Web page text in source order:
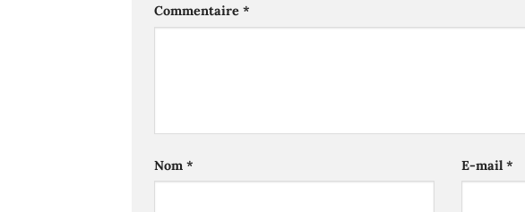
Commentaire *
Nom * E-mail*